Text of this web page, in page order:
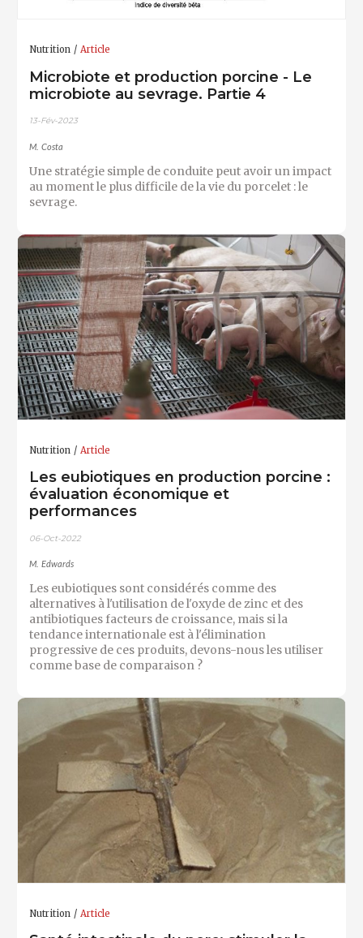
Nutrition Article
Microbiote et production porcine - Le
microbiote au sevrage. Partie 4
13-Fév-2023
M. Costa
Une stratégie simple de conduite peut avoir un impact
au moment le plus difficile de la vie du porcelet : le
sevrage.
Nutrition Article
Les eubiotiques en production porcine :
évaluation économique et
performances
06-Oct-2022
M. Edwards
Les eubiotiques sont considérés comme des
alternatives à l'utilisation de l'oxyde de zinc et des
antibiotiques facteurs de croissance, mais si la
tendance internationale est à l'élimination
progressive de ces produits, devons-nous les utiliser
comme base de comparaison ?
Nutrition Article